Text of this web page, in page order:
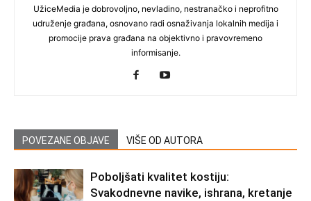
UžiceMedia je dobrovoljno, nevladino, nestranačko i neprofitno
udruženje građana, osnovano radi osnaživanja lokalnih medija i
promocije prava građana na objektivno i pravovremeno
informisanje.
POVEZANE OBJAVE VIŠE OD AUTORA
Poboljšati kvalitet kostiju:
Svakodnevne navike, ishrana, kretanje